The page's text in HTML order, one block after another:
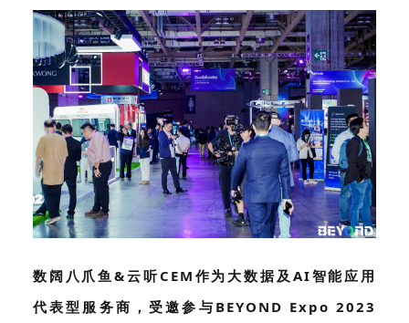
数阔八爪鱼&云听CEM作为大数据及AI智能应用
代表型服务商，受邀参与BEYOND Expo 2023